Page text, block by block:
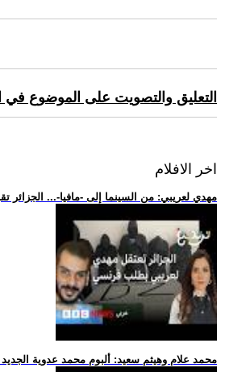
التعليق والتصويت على الموضوع في
اخر الافلام
.. مهدي لعريبي: من السينما إلى -مافيا-...
.. محمد علام وهيثم سعيد: ألبوم محمد عدوية الجديد